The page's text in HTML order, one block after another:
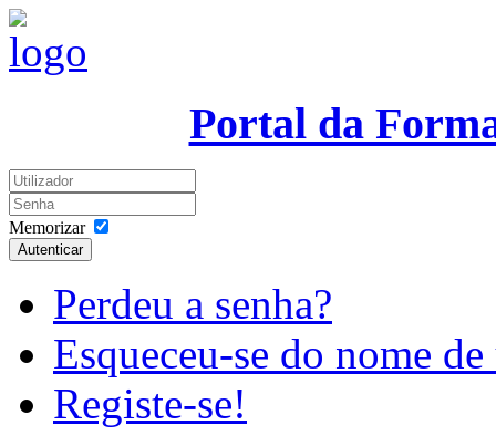
Portal da
Memorizar
Autenticar
Perdeu a senha?
Esqueceu-se do nome
Registe-se!